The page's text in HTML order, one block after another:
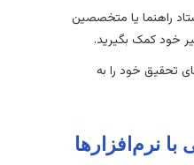
راهنما یا متخصصین
خود کمک بگیرید.
تحقیق خود را به